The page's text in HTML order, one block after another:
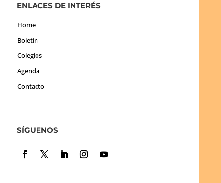
ENLACES DE INTERÉS
Home
Boletín
Colegios
Agenda
Contacto
SÍGUENOS